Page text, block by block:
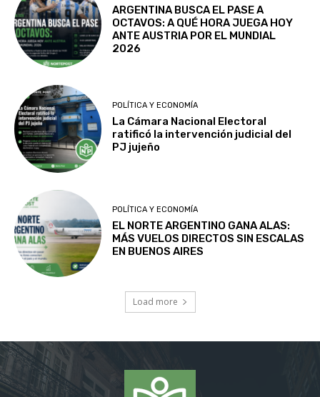
ARGENTINA BUSCA EL PASE A
OCTAVOS: A QUÉ HORA JUEGA HOY
ANTE AUSTRIA POR EL MUNDIAL
2026
POLÍTICA Y ECONOMÍA
La Cámara Nacional Electoral
ratificó la intervención judicial del
PJ jujeño
POLÍTICA Y ECONOMÍA
EL NORTE ARGENTINO GANA ALAS:
MÁS VUELOS DIRECTOS SIN ESCALAS
EN BUENOS AIRES
Load more